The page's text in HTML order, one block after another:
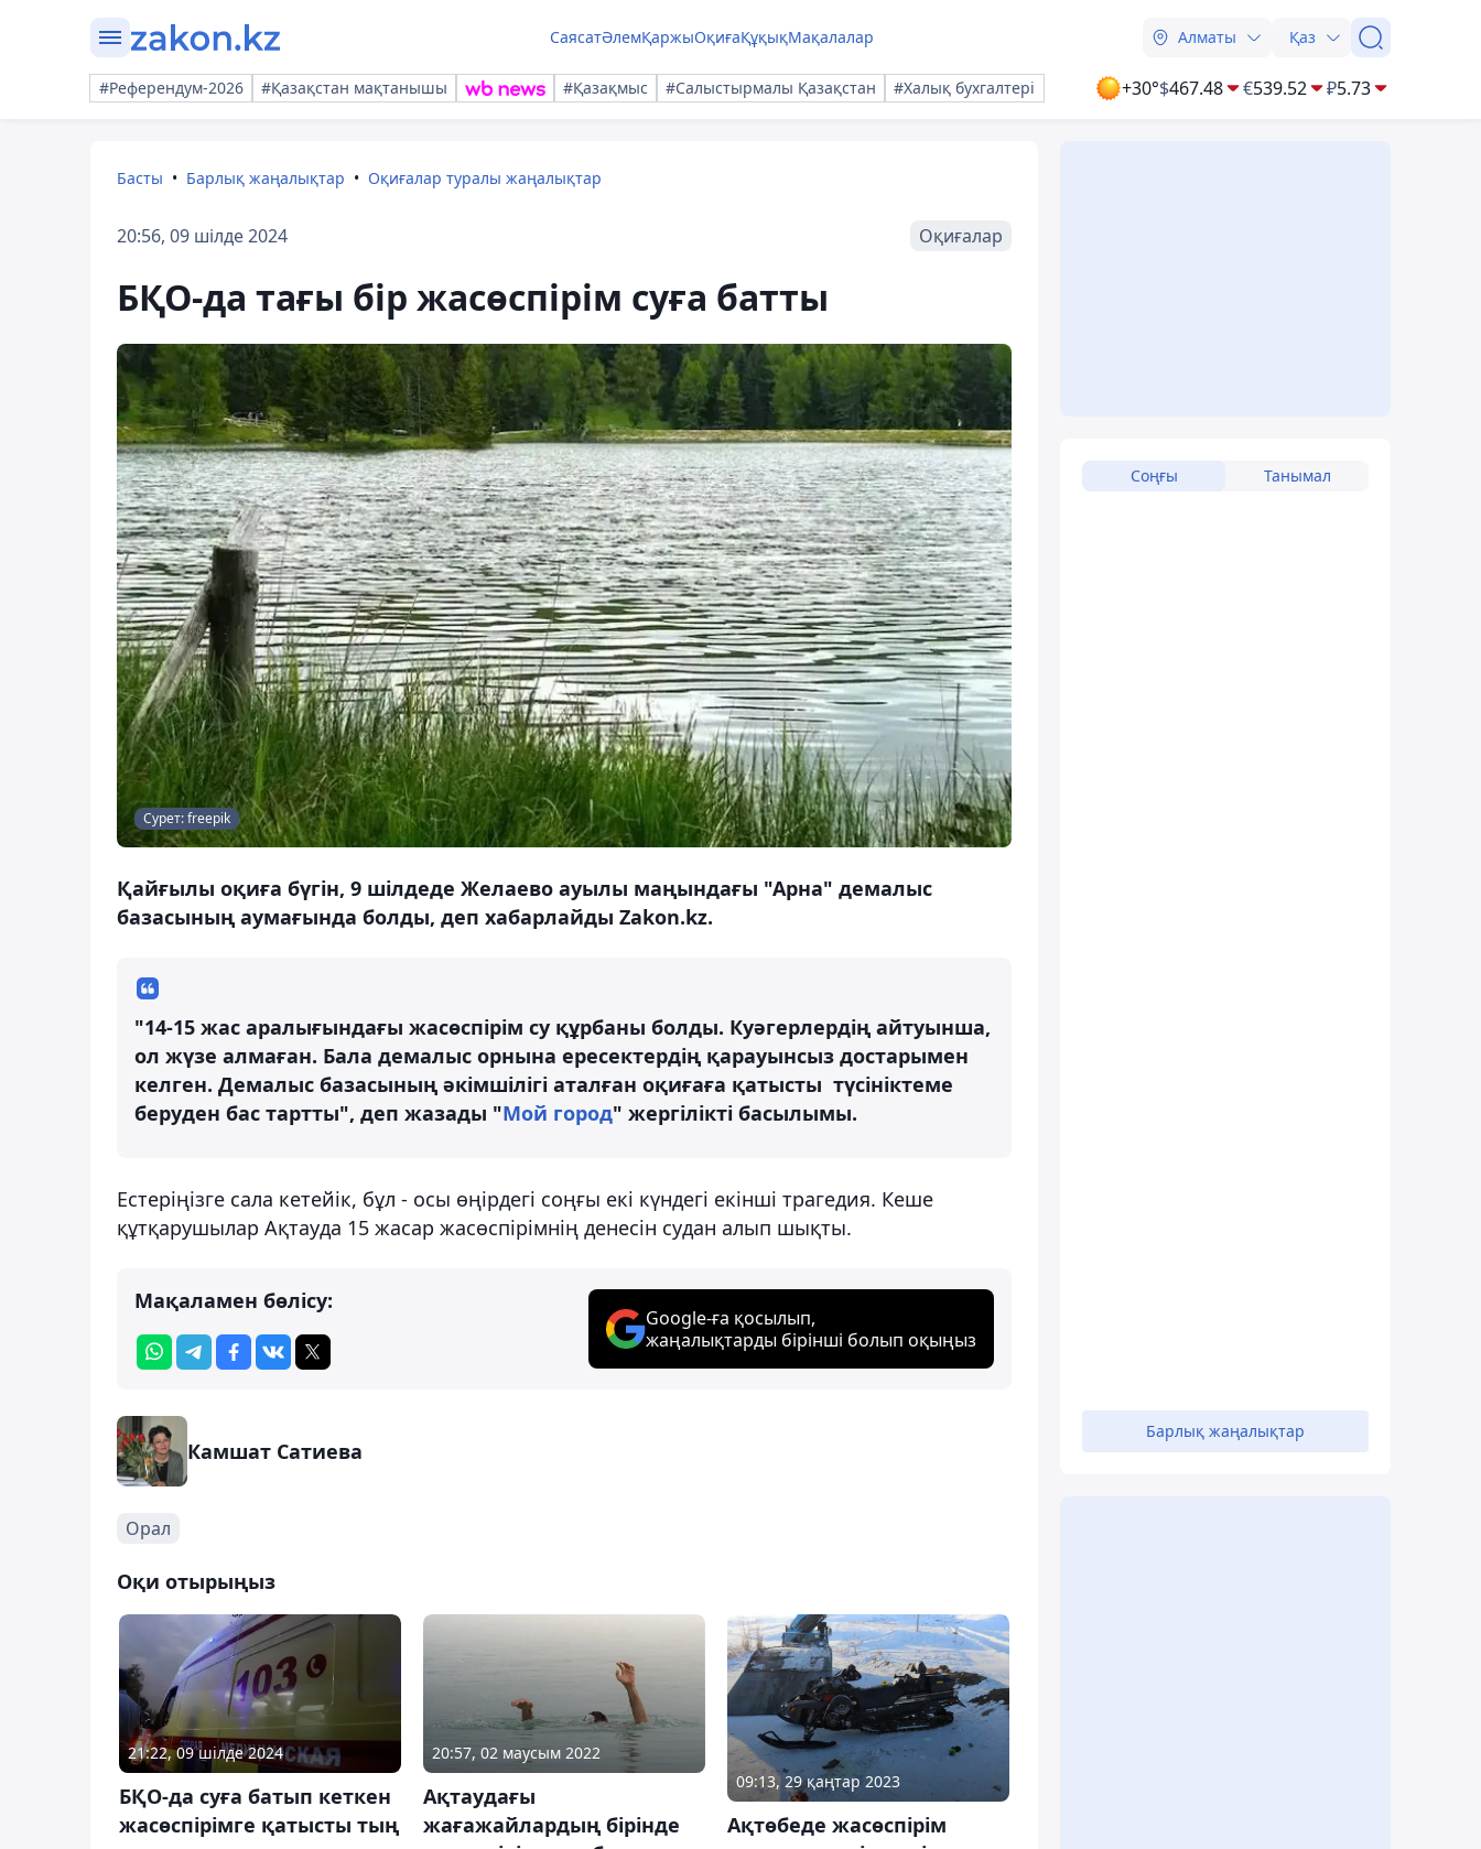
СаясатӘлемҚаржыОқиғаҚұқықМақалалар Алматы Қаз
#Референдум-2026 #Қазақстан мақтанышы #Қазақмыс #Салыстырмалы Қазақстан #Халық бухгалтері +30°$467.48 €539.52 ₽5.73
Басты Барлық жаңалықтар Оқиғалар туралы жаңалықтар
20:56, 09 шілде 2024 Оқиғалар
БҚО-да тағы бір жасөспірім суға батты
Сурет: freepik
Қайғылы оқиға бүгін, 9 шілдеде Желаево ауылы маңындағы "Арна" демалыс
базасының аумағында болды, деп хабарлайды Zakon.kz.
"14-15 жас аралығындағы жасөспірім су құрбаны болды. Куәгерлердің айтуынша,
ол жүзе алмаған. Бала демалыс орнына ересектердің қарауынсыз достарымен
келген. Демалыс базасының әкімшілігі аталған оқиғаға қатысты түсініктеме
беруден бас тартты", деп жазады "Мой город" жергілікті басылымы.
Естеріңізге сала кетейік, бұл - осы өңірдегі соңғы екі күндегі екінші трагедия. Кеше
құтқарушылар Ақтауда 15 жасар жасөспірімнің денесін судан алып шықты.
Мақаламен бөлісу:
Google-ға қосылып,
жаңалықтарды бірінші болып оқыңыз
Камшат Сатиева
Орал
Оқи отырыңыз
21:22, 09 шілде 2024
БҚО-да суға батып кеткен
жасөспірімге қатысты тың
20:57, 02 маусым 2022
Ақтаудағы
жағажайлардың бірінде
09:13, 29 қаңтар 2023
Ақтөбеде жасөспірім
Соңғы Танымал
Барлық жаңалықтар